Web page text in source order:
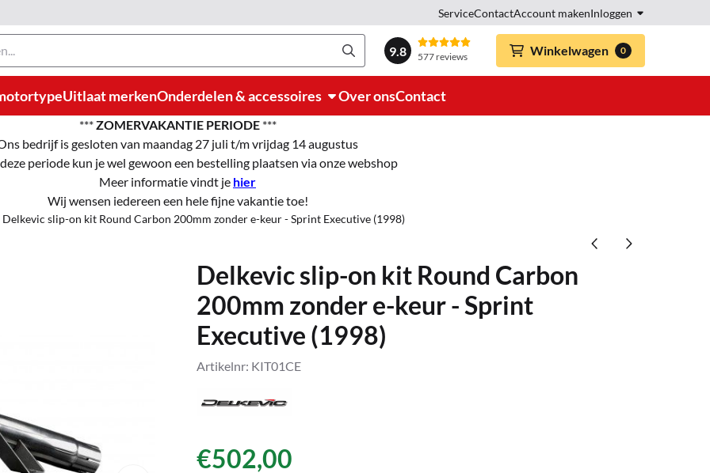
ServiceContactAccount makenInloggen
9.8 577 reviews Winkelwagen 0
Uitlaat merkenOnderdelen & accessoires Over onsContact
***ZOMERVAKANTIE PERIODE***
bedrijf is gesloten van maandag 27 juli t/m vrijdag 14 augustus
periode kun je wel gewoon een bestelling plaatsen via onze webshop
Meer informatie vindt je hier
Wij wensen iedereen een hele fijne vakantie toe!
Delkevic slip-on kit Round Carbon 200mm zonder e-keur - Sprint Executive (1998)
Delkevic slip-on kit Round Carbon
200mm zonder e-keur - Sprint
Executive (1998)
Artikelnr: KIT01CE
€502,00